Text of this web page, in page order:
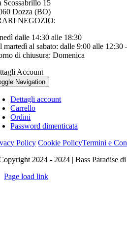
Scossabrillo 15
Dozza (BO)
NEGOZIO:
dalle 14:30 alle 18:30
martedì al sabato: dalle 9:00 alle 12:30
di chiusura: Domenica
Account
Navigation
Dettagli account
Carrello
Ordini
Password dimenticata
Policy Cookie PolicyTermini e
2024 - 2024 | Bass Paradise
Page load link